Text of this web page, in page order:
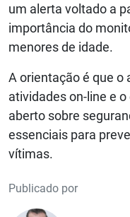
um alerta voltado a
importância do
menores de idade.
A orientação é que
atividades on-line e
aberto sobre
essenciais para
vítimas.
Publicado por